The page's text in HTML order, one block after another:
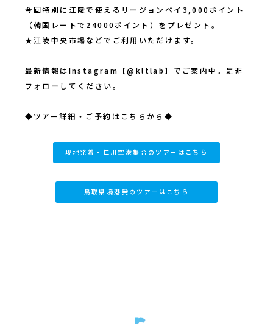
今回特別に江陵で使えるリージョンペイ3,000ポイント
（韓国レートで24000ポイント）をプレゼント。
★江陵中央市場などでご利用いただけます。
最新情報はInstagram【@kltlab】でご案内中。是非
フォローしてください。
◆ツアー詳細・ご予約はこちらから◆
現地発着・仁川空港集合のツアーはこちら
鳥取県境港発のツアーはこちら